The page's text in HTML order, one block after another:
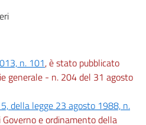
n. 101, è stato pubblicato
generale - n. 204 del 31 agosto
della legge 23 agosto 1988, n.
e ordinamento della